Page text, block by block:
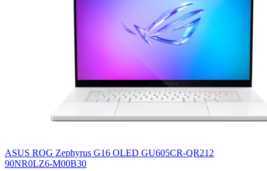
ASUS ROG Zephyrus G16 OLED GU605CR-QR212
90NR0LZ6-M00B30